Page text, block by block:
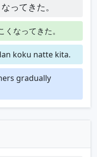
ってきた。
なってきた。
koku natte kita.
gradually